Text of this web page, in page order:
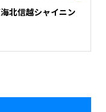
北信越シャイニン